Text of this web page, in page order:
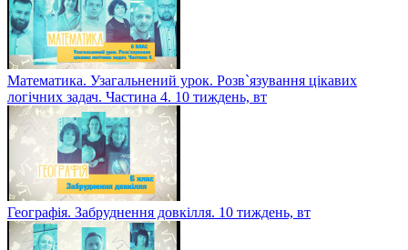
Математика. Узагальнений урок. Розв`язування цікавих
логічних задач. Частина 4. 10 тиждень, вт
Географія. Забруднення довкілля. 10 тиждень, вт